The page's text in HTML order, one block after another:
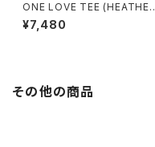
ONE LOVE TEE (HEATHER
GREY)
¥7,480
その他の商品